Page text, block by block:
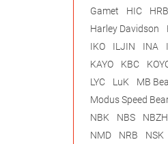
Gamet
HIC
HRB
Harley Davidson
IKO
ILJIN INA
KAYO
KBC
LYC
LuK MB
Modus Speed
NBK
NBS NBZH
NMD
NRB NSK